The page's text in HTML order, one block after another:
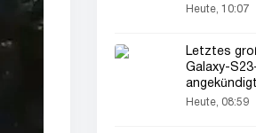
UEFA-
Heute, 10:07
Letztes
Galaxy-
angekündigt
Heute, 08:59